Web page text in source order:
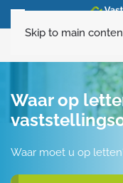
Skip to main
Waar op
Waar moet u op